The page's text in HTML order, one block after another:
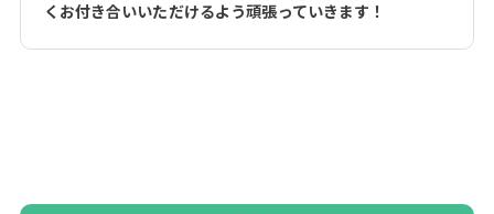
くお付き合いいただけるよう頑張っていきます！